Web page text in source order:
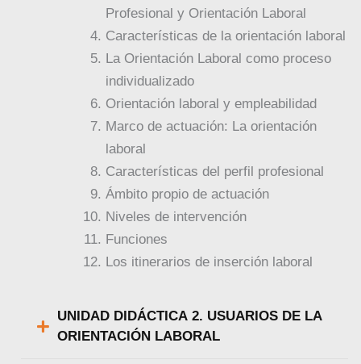
Profesional y Orientación Laboral
Características de la orientación laboral
La Orientación Laboral como proceso
individualizado
Orientación laboral y empleabilidad
Marco de actuación: La orientación
laboral
Características del perfil profesional
Ámbito propio de actuación
Niveles de intervención
Funciones
Los itinerarios de inserción laboral
UNIDAD DIDÁCTICA 2. USUARIOS DE LA
ORIENTACIÓN LABORAL